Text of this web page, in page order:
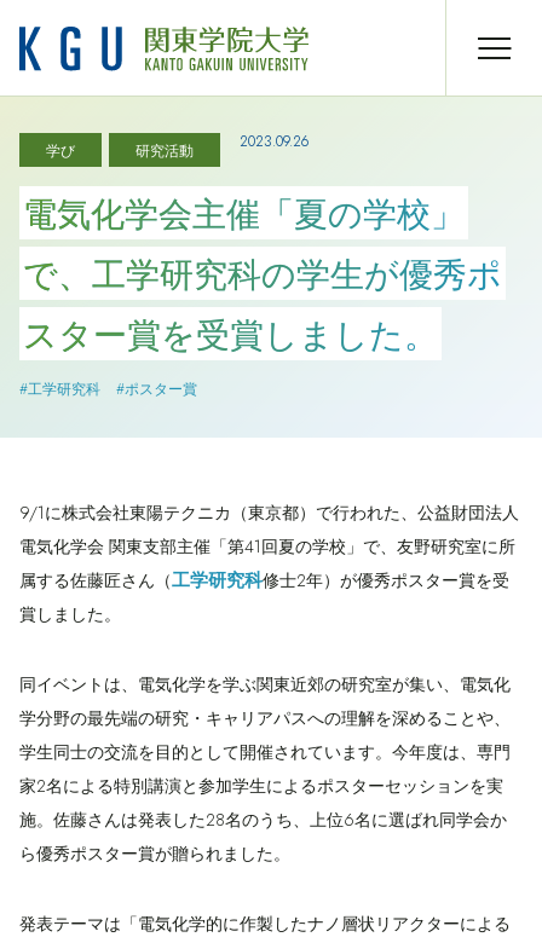
学び 研究活動 2023.09.26
電気化学会主催「夏の学校」
で、工学研究科の学生が優秀ポ
スター賞を受賞しました。
#工学研究科 #ポスター賞
9/1に株式会社東陽テクニカ（東京都）で行われた、公益財団法人
電気化学会 関東支部主催「第41回夏の学校」で、友野研究室に所
属する佐藤匠さん（工学研究科修士2年）が優秀ポスター賞を受
賞しました。
同イベントは、電気化学を学ぶ関東近郊の研究室が集い、電気化
学分野の最先端の研究・キャリアパスへの理解を深めることや、
学生同士の交流を目的として開催されています。今年度は、専門
家2名による特別講演と参加学生によるポスターセッションを実
施。佐藤さんは発表した28名のうち、上位6名に選ばれ同学会か
ら優秀ポスター賞が贈られました。
発表テーマは「電気化学的に作製したナノ層状リアクターによる